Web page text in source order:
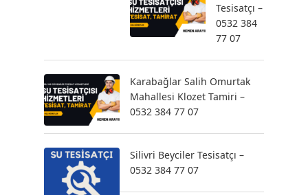
Tesisatçı –
0532 384
77 07
Karabağlar Salih Omurtak
Mahallesi Klozet Tamiri –
0532 384 77 07
Silivri Beyciler Tesisatçı –
0532 384 77 07